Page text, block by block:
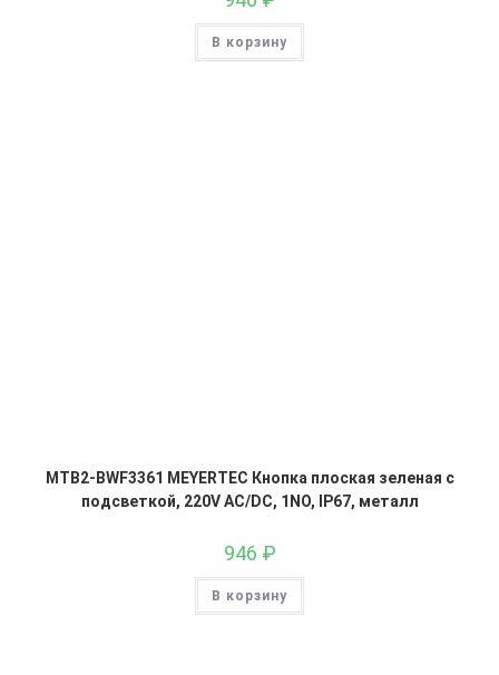
В корзину
MTB2-BWF3361 MEYERTEC Кнопка плоская зеленая с
подсветкой, 220V AC/DC, 1NO, IP67, металл
946 ₽
В корзину